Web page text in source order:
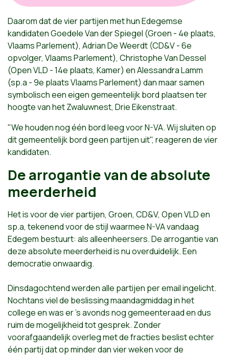
Daarom dat de vier partijen met hun Edegemse
kandidaten Goedele Van der Spiegel (Groen - 4e plaats,
Vlaams Parlement), Adrian De Weerdt (CD&V - 6e
opvolger, Vlaams Parlement), Christophe Van Dessel
(Open VLD - 14e plaats, Kamer) en Alessandra Lamm
(sp.a - 9e plaats Vlaams Parlement) dan maar samen
symbolisch een eigen gemeentelijk bord plaatsen ter
hoogte van het Zwaluwnest, Drie Eikenstraat.
"We houden nog één bord leeg voor N-VA. Wij sluiten op
dit gemeentelijk bord geen partijen uit", reageren de vier
kandidaten.
De arrogantie van de absolute
meerderheid
Het is voor de vier partijen, Groen, CD&V, Open VLD en
sp.a, tekenend voor de stijl waarmee N-VA vandaag
Edegem bestuurt: als alleenheersers. De arrogantie van
deze absolute meerderheid is nu overduidelijk. Een
democratie onwaardig.
Dinsdagochtend werden alle partijen per email ingelicht.
Nochtans viel de beslissing maandagmiddag in het
college en was er 's avonds nog gemeenteraad en dus
ruim de mogelijkheid tot gesprek. Zonder
voorafgaandelijk overleg met de fracties beslist echter
één partij dat op minder dan vier weken voor de